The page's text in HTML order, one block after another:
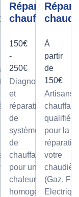
en
et
Réparation
chauffage
150€
-
250€
Diagnostic
et
réparation
de
systèmes
de
chauffage
pour une
chaleur
homogène
À
partir
de
150€
Artisans
qualifiés
pour la
votre
(Gaz,